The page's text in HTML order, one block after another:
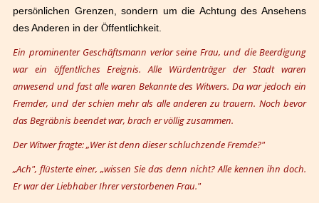
persönlichen Grenzen, sondern um die Achtung des Ansehens
des Anderen in der Öffentlichkeit.
Ein prominenter Geschäftsmann verlor seine Frau, und die Beerdigung
war ein öffentliches Ereignis. Alle Würdenträger der Stadt waren
anwesend und fast alle waren Bekannte des Witwers. Da war jedoch ein
Fremder, und der schien mehr als alle anderen zu trauern. Noch bevor
das Begräbnis beendet war, brach er völlig zusammen.
Der Witwer fragte: „Wer ist denn dieser schluchzende Fremde?"
„Ach", flüsterte einer, „wissen Sie das denn nicht? Alle kennen ihn doch.
Er war der Liebhaber Ihrer verstorbenen Frau."